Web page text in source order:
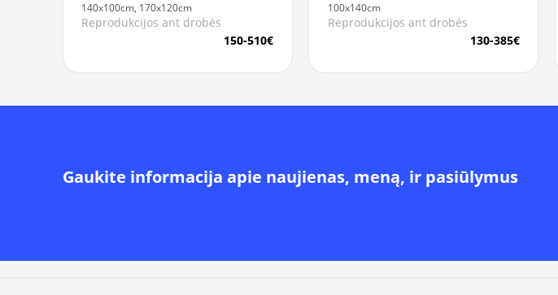
140x100cm, 170x120cm
Reprodukcijos ant drobės
150-510€
100x140cm
Reprodukcijos ant drobės
130-385€
Gaukite informacija apie naujienas, meną, ir pasiūlymus